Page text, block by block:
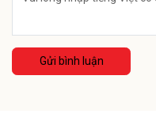
Gửi bình luận